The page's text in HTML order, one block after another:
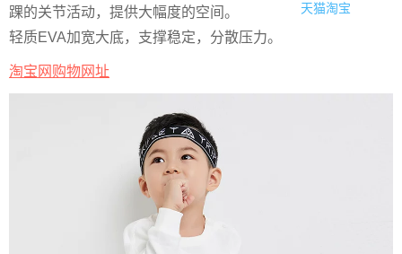
天猫淘宝
踝的关节活动，提供大幅度的空间。
轻质EVA加宽大底，支撑稳定，分散压力。
淘宝网购物网址